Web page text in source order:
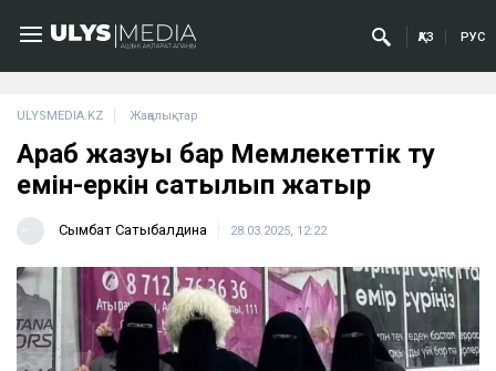
ҚАЗ РУС
ULYSMEDIA.KZ Жаңалықтар
Араб жазуы бар Мемлекеттік ту
емін-еркін сатылып жатыр
Сымбат Сатыбалдина 28.03.2025, 12:22